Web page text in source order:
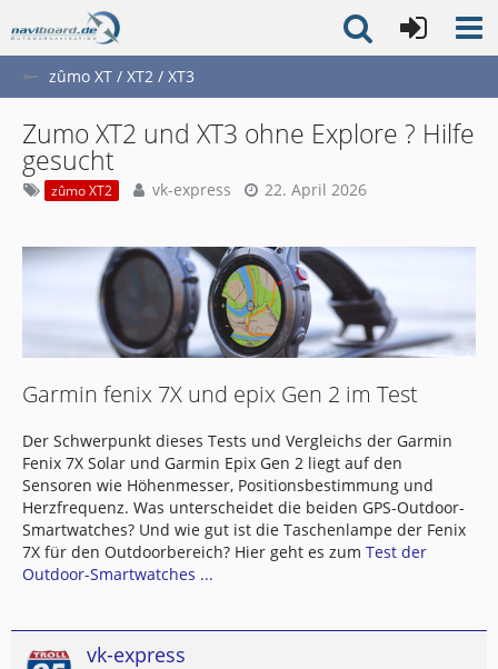
zûmo XT / XT2 / XT3
Zumo XT2 und XT3 ohne Explore ? Hilfe
gesucht
zûmo XT2 vk-express 22. April 2026
Garmin fenix 7X und epix Gen 2 im Test
Der Schwerpunkt dieses Tests und Vergleichs der Garmin
Fenix 7X Solar und Garmin Epix Gen 2 liegt auf den
Sensoren wie Höhenmesser, Positionsbestimmung und
Herzfrequenz. Was unterscheidet die beiden GPS-Outdoor-
Smartwatches? Und wie gut ist die Taschenlampe der Fenix
7X für den Outdoorbereich? Hier geht es zum Test der
Outdoor-Smartwatches ...
vk-express